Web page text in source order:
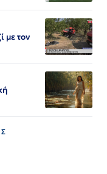
με τον